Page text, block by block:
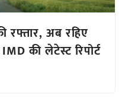
रफ्तार, अब रहिए
की लेटेस्ट रिपोर्ट